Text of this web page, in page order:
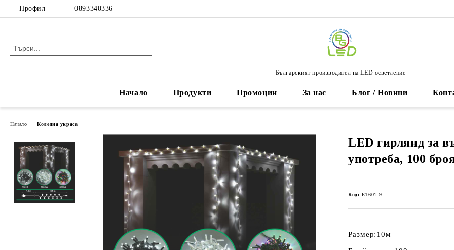
Профил 0893340336
Българският производител на LED осветление
Начало Продукти Промоции За нас Блог / Новини
Начало Коледна украса
LED гирлянд за
употреба, 100
Код: ET601-9
Размер:10м